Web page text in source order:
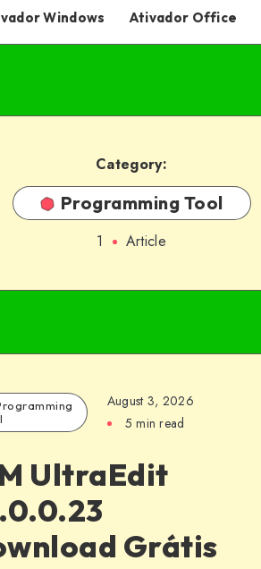
Windows Ativador Office
Category:
Programming Tool
1 Article
August 3, 2026
5 min read
UltraEdit
Grátis